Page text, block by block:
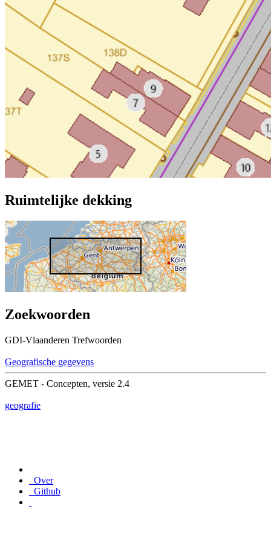
Ruimtelijke dekking
Zoekwoorden
GDI-Vlaanderen Trefwoorden
Geografische gegevens
GEMET - Concepten, versie 2.4
geografie
Over
Github